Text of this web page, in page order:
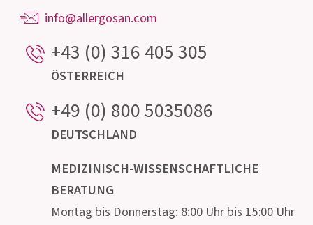
+49 (0) 800 5035086
DEUTSCHLAND
BERATUNG
Montag bis Donnerstag: 8:00 Uhr bis 15:00 Uhr
Jetzt Kontakt aufnehmen